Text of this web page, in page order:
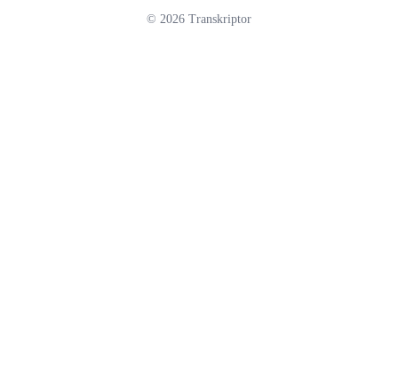
© 2026 Transkriptor